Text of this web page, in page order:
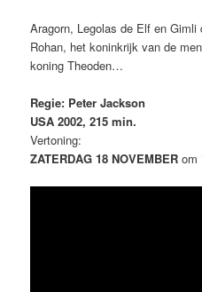
Aragorn, Legolas de Elf en Gimli
Rohan, het koninkrijk van de
koning Theoden…
Regie: Peter Jackson
USA 2002, 215 min.
Vertoning:
ZATERDAG 18 NOVEMBERom